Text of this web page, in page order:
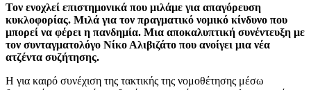
Toν ενοχλεί επιστημονικά που μιλάμε για απαγόρευση
κυκλοφορίας. Μιλά για τον πραγματικό νομικό κίνδυνο που
μπορεί να φέρει η πανδημία. Μια αποκαλυπτική συνέντευξη με
τον συνταγματολόγο Νίκο Αλιβιζάτο που ανοίγει μια νέα
ατζέντα συζήτησης.
Η για καιρό συνέχιση της τακτικής της νομοθέτησης μέσω